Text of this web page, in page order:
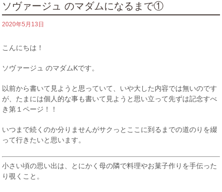
ソヴァージュ のマダムになるまで①
2020年5月13日
こんにちは！
ソヴァージュ のマダムKです。
以前から書いて見ようと思っていて、いや大した内容では無いのです
が、たまには個人的な事も書いて見ようと思い立って先ずは記念すべ
き第１ページ！！
いつまで続くのか分りませんがサクっとここに到るまでの道のりを綴
って行きたいと思います。
小さい頃の思い出は、とにかく母の隣で料理やお菓子作りを手伝った
り覗くこと。